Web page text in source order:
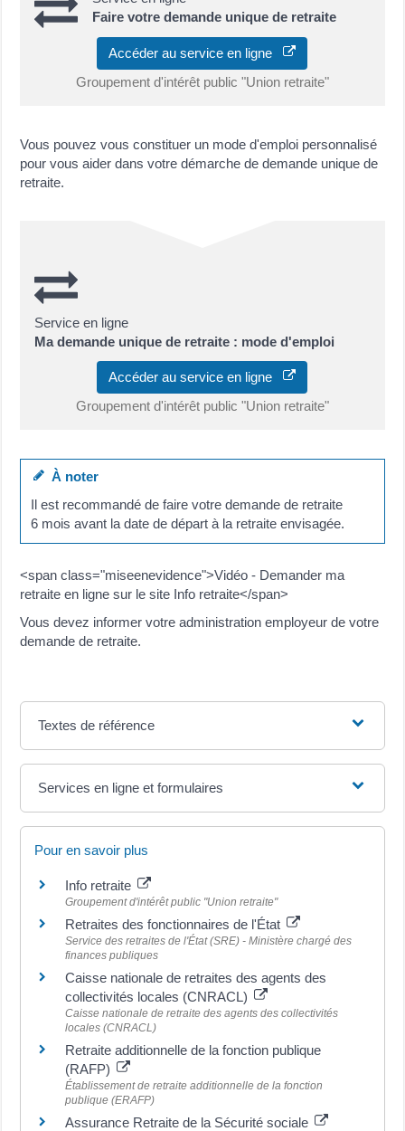
Faire votre demande unique de retraite
Accéder au service en ligne
Groupement d'intérêt public "Union retraite"
Vous pouvez vous constituer un mode d'emploi personnalisé
pour vous aider dans votre démarche de demande unique de
retraite.
Service en ligne
Ma demande unique de retraite : mode d'emploi
Accéder au service en ligne
Groupement d'intérêt public "Union retraite"
À noter
Il est recommandé de faire votre demande de retraite
6 mois avant la date de départ à la retraite envisagée.
<span class="miseenevidence">Vidéo - Demander ma
retraite en ligne sur le site Info retraite</span>
Vous devez informer votre administration employeur de votre
demande de retraite.
Textes de référence
Services en ligne et formulaires
Pour en savoir plus
Info retraite
Groupement d'intérêt public "Union retraite"
Retraites des fonctionnaires de l'État
Service des retraites de l'État (SRE) - Ministère chargé des
finances publiques
Caisse nationale de retraites des agents des
collectivités locales (CNRACL)
Caisse nationale de retraite des agents des collectivités
locales (CNRACL)
Retraite additionnelle de la fonction publique
(RAFP)
Établissement de retraite additionnelle de la fonction
publique (ERAFP)
Assurance Retraite de la Sécurité sociale